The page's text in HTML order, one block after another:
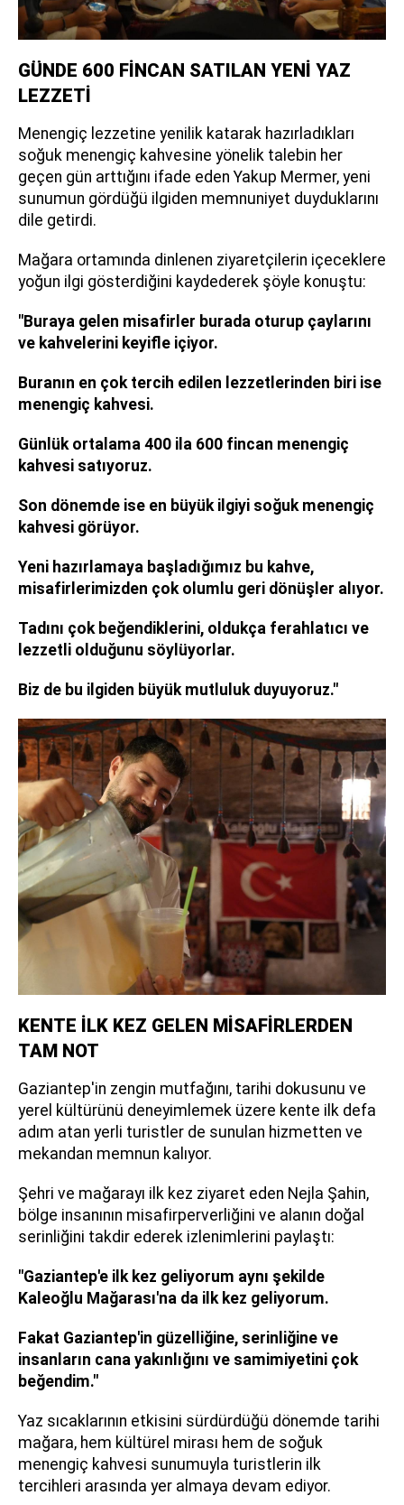
GÜNDE 600 FİNCAN SATILAN YENİ YAZ
LEZZETİ
Menengiç lezzetine yenilik katarak hazırladıkları
soğuk menengiç kahvesine yönelik talebin her
geçen gün arttığını ifade eden Yakup Mermer, yeni
sunumun gördüğü ilgiden memnuniyet duyduklarını
dile getirdi.
Mağara ortamında dinlenen ziyaretçilerin içeceklere
yoğun ilgi gösterdiğini kaydederek şöyle konuştu:
"Buraya gelen misafirler burada oturup çaylarını
ve kahvelerini keyifle içiyor.
Buranın en çok tercih edilen lezzetlerinden biri ise
menengiç kahvesi.
Günlük ortalama 400 ila 600 fincan menengiç
kahvesi satıyoruz.
Son dönemde ise en büyük ilgiyi soğuk menengiç
kahvesi görüyor.
Yeni hazırlamaya başladığımız bu kahve,
misafirlerimizden çok olumlu geri dönüşler alıyor.
Tadını çok beğendiklerini, oldukça ferahlatıcı ve
lezzetli olduğunu söylüyorlar.
Biz de bu ilgiden büyük mutluluk duyuyoruz."
KENTE İLK KEZ GELEN MİSAFİRLERDEN
TAM NOT
Gaziantep'in zengin mutfağını, tarihi dokusunu ve
yerel kültürünü deneyimlemek üzere kente ilk defa
adım atan yerli turistler de sunulan hizmetten ve
mekandan memnun kalıyor.
Şehri ve mağarayı ilk kez ziyaret eden Nejla Şahin,
bölge insanının misafirperverliğini ve alanın doğal
serinliğini takdir ederek izlenimlerini paylaştı:
"Gaziantep'e ilk kez geliyorum aynı şekilde
Kaleoğlu Mağarası'na da ilk kez geliyorum.
Fakat Gaziantep'in güzelliğine, serinliğine ve
insanların cana yakınlığını ve samimiyetini çok
beğendim."
Yaz sıcaklarının etkisini sürdürdüğü dönemde tarihi
mağara, hem kültürel mirası hem de soğuk
menengiç kahvesi sunumuyla turistlerin ilk
tercihleri arasında yer almaya devam ediyor.